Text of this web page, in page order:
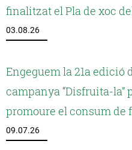
finalitzat el Pla de xoc
03.08.26
Engeguem la 21a edició
campanya “Disfruita-la”
promoure el consum
09.07.26